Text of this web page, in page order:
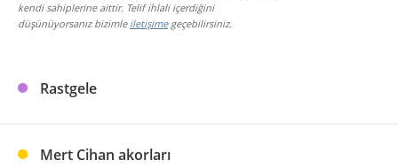
kendi sahiplerine aittir. Telif ihlali içerdiğini
düşünüyorsanız bizimle iletişimegeçebilirsiniz.
Rastgele
Mert Cihan akorları